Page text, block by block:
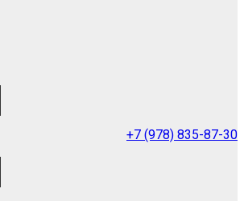
+7 (978) 835-87-30